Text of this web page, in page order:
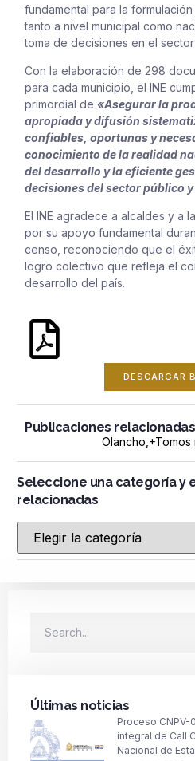
fundamental para la
tanto a nivel municipal como
toma de decisiones en el
Con la elaboración de 298
para cada municipio, el INE
primordial de «Asegurar la
apropiada y difusión
confiables, oportunas y
conocimiento de la realidad
del desarrollo y la eficiente
decisiones del sector público
El INE agradece a alcaldes y a
por su apoyo fundamental
censo, reconociendo que el
logro colectivo que refleja el
desarrollo del país.
DESCARGAR
Publicaciones
Olancho ,+Tomos
Seleccione una categoría y
relacionadas
Últimas noticias
Proceso
integral de Call
Nacional de